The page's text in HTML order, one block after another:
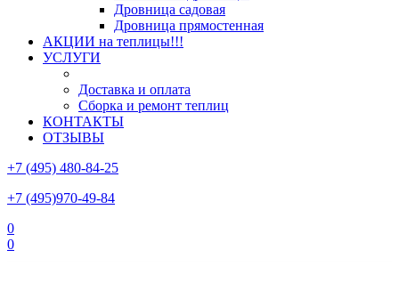
Дровница садовая
Дровница прямостенная
АКЦИИ на теплицы!!!
УСЛУГИ
Доставка и оплата
Сборка и ремонт теплиц
КОНТАКТЫ
ОТЗЫВЫ
+7 (495) 480-84-25
+7 (495)970-49-84
0
0